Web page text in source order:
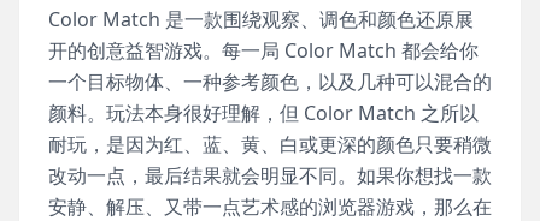
Color Match 是一款围绕观察、调色和颜色还原展
开的创意益智游戏。每一局 Color Match 都会给你
一个目标物体、一种参考颜色，以及几种可以混合的
颜料。玩法本身很好理解，但 Color Match 之所以
耐玩，是因为红、蓝、黄、白或更深的颜色只要稍微
改动一点，最后结果就会明显不同。如果你想找一款
安静、解压、又带一点艺术感的浏览器游戏，那么在